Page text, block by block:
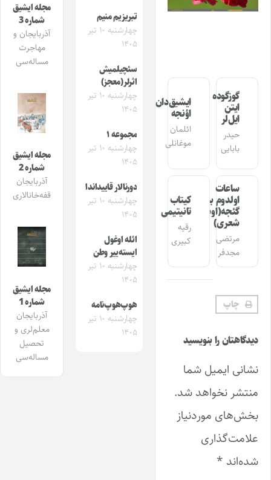
گوزگوده
ایتن
ایل‌لر
حیدر
بابایی
ایشیق‌دان
اؤنجه
ائلمان
موغانلی
ساعات
اولدوم بیر
گئجه(اوشاق
شعری)
مرتضی
مجدفر
کیتاب
تانیتیمی
رقیه
کبیری
چاپ
دیدگاهتان را بنویسید
نشانی ایمیل شما
منتشر نخواهد شد.
بخش‌های موردنیاز
علامت‌گذاری
شده‌اند *
تبریزیم منیم
چهارشنبه ۱۰ تیر
۱۴۰۵
سئچیلمیش
اثرلر(معجز)
چهارشنبه ۱۰ تیر
۱۴۰۵
مجموعه ۱
چهارشنبه ۱۰ تیر
۱۴۰۵
دورنالار قاییداندا
چهارشنبه ۱۰ تیر
۱۴۰۵
ائله اوغول
ایسته‌ییر وطن
چهارشنبه ۱۰ تیر
۱۴۰۵
هوپ‌هوپ‌نامه
چهارشنبه ۱۰ تیر
۱۴۰۵
مجله ایشیق
شماره 3
آذربایجان و
مهاجرت
مساله‌سی
مجله ایشیق
شماره 2
آذربایجان
قفه‌خانالاری
مجله ایشیق
شماره 1
آذربایجان
معلم‌لری و
تحصیل
مساله‌سی